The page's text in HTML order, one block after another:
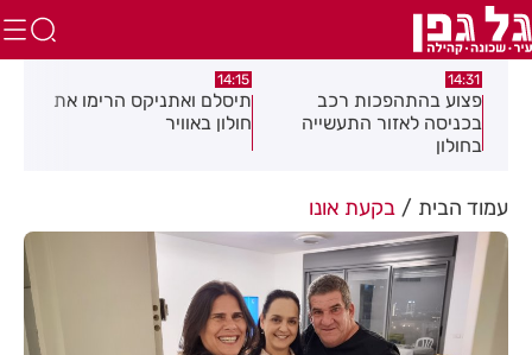
14:31
פצוע בהתהפכות רכב
בכניסה לאזור התעשייה
בחולון
14:15
תיסלם ואתניקס הרימו את
חולון באוויר
עמוד הבית בקעת אונו